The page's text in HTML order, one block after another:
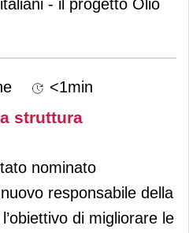
- il progetto Olio
<1min
struttura
nominato
responsabile della
di migliorare le